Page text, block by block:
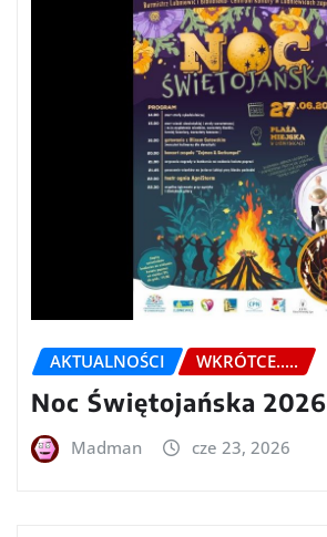
AKTUALNOŚCI WKRÓTCE.....
Noc Świętojańska 2026
Madman cze 23, 2026